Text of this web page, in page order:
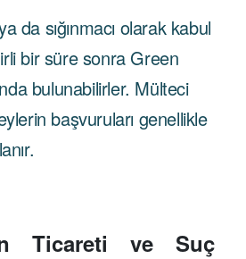
da sığınmacı olarak kabul
bir süre sonra Green
bulunabilirler. Mülteci
başvuruları genellikle
Ticareti ve Suç